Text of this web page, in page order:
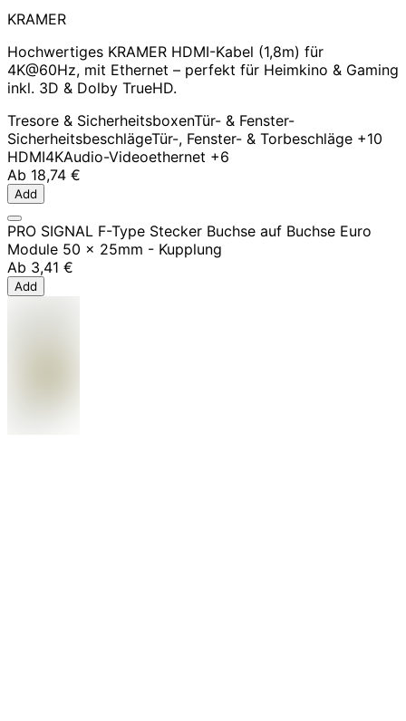
KRAMER
Hochwertiges KRAMER HDMI-Kabel (1,8m) für
4K@60Hz, mit Ethernet – perfekt für Heimkino & Gaming
inkl. 3D & Dolby TrueHD.
Tresore & SicherheitsboxenTür- & Fenster-
SicherheitsbeschlägeTür-, Fenster- & Torbeschläge +10
HDMI4KAudio-Videoethernet +6
Ab 18,74 €
Add
PRO SIGNAL F-Type Stecker Buchse auf Buchse Euro
Module 50 x 25mm - Kupplung
Ab 3,41 €
Add